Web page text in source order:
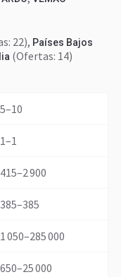
22), Países Bajos
(Ofertas: 14)
5–10
1–1
415–2 900
385–385
1 050–285 000
650–25 000